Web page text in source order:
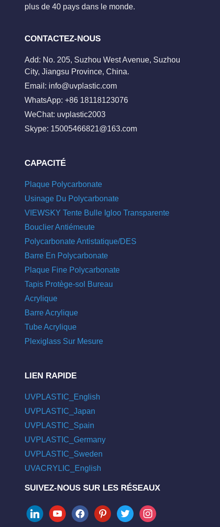
plus de 40 pays dans le monde.
CONTACTEZ-NOUS
Add: No. 205, Suzhou West Avenue, Suzhou
City, Jiangsu Province, China.
Email: info@uvplastic.com
WhatsApp: +86 18118123076
WeChat: uvplastic2003
Skype: 15005466821@163.com
CAPACITÉ
Plaque Polycarbonate
Usinage Du Polycarbonate
VIEWSKY Tente Bulle Igloo Transparente
Bouclier Antiémeute
Polycarbonate Antistatique/DES
Barre En Polycarbonate
Plaque Fine Polycarbonate
Tapis Protège-sol Bureau
Acrylique
Barre Acrylique
Tube Acrylique
Plexiglass Sur Mesure
LIEN RAPIDE
UVPLASTIC_English
UVPLASTIC_Japan
UVPLASTIC_Spain
UVPLASTIC_Germany
UVPLASTIC_Sweden
UVACRYLIC_English
SUIVEZ-NOUS SUR LES RÉSEAUX
linkedinyoutubefacebookpinteresttwitter instagram